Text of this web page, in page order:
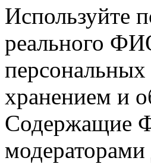
Используйте
реального
хранением и
Содержащие